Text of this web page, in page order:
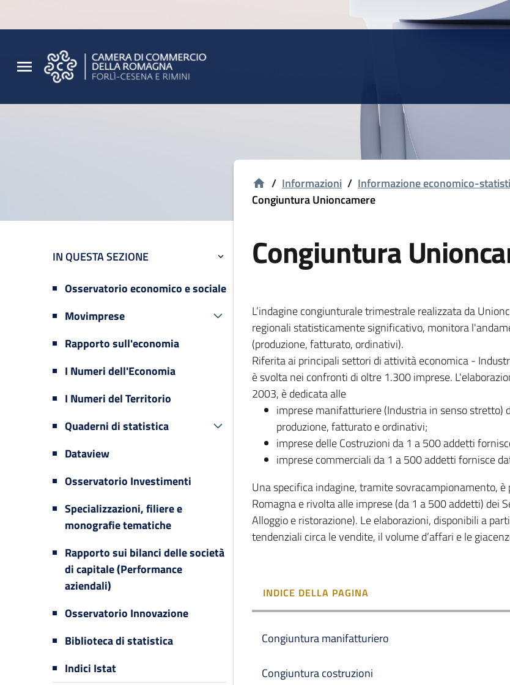
IN QUESTA SEZIONE
Osservatorio economico e sociale
Movimprese
Rapporto sull'economia
I Numeri dell'Economia
I Numeri del Territorio
Quaderni di statistica
Dataview
Osservatorio Investimenti
Specializzazioni, filiere e
monografie tematiche
Rapporto sui bilanci delle società
di capitale (Performance
aziendali)
Osservatorio Innovazione
Biblioteca di statistica
Indici Istat
/ Informazioni / Informazione economico-
Congiuntura Unioncamere
Congiuntura
L’indagine congiunturale trimestrale realizzata da
regionali statisticamente significativo, monitora
(produzione, fatturato, ordinativi).
Riferita ai principali settori di attività economica -
è svolta nei confronti di oltre 1.300 imprese.
2003, è dedicata alle
imprese manifatturiere (Industria in senso stretto)
produzione, fatturato e ordinativi;
imprese delle Costruzioni da 1 a 500 addetti
imprese commerciali da 1 a 500 addetti fornisce
Una specifica indagine, tramite sovracampionamento,
Romagna e rivolta alle imprese (da 1 a 500 addetti) dei
Alloggio e ristorazione). Le elaborazioni, disponibili a
tendenziali circa le vendite, il volume d’affari e le
INDICE DELLA PAGINA
Congiuntura manifatturiero
Congiuntura costruzioni